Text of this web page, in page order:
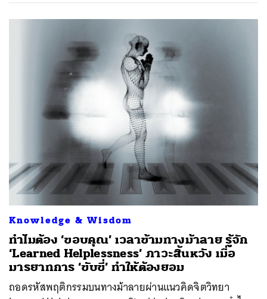
Knowledge & Wisdom
ทำไมต้อง ‘ขอบคุณ’ เวลาข้ามทางม้าลาย รู้จัก
‘Learned Helplessness’ ภาวะสิ้นหวัง เมื่อ
มารยาทการ ‘ขับขี่’ ทำให้ต้องยอม
ถอดรหัสพฤติกรรมบนทางม้าลายผ่านแนวคิดจิตวิทยา